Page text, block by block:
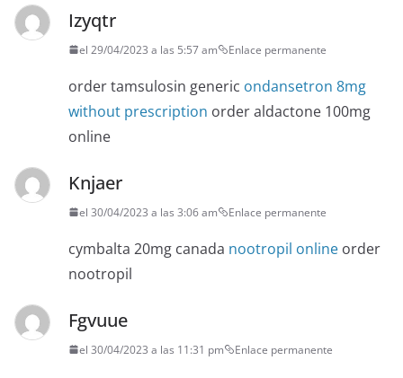
Izyqtr
el 29/04/2023 a las 5:57 am Enlace permanente
order tamsulosin generic ondansetron 8mg
without prescription order aldactone 100mg
online
Knjaer
el 30/04/2023 a las 3:06 am Enlace permanente
cymbalta 20mg canada nootropil online order
nootropil
Fgvuue
el 30/04/2023 a las 11:31 pm Enlace permanente